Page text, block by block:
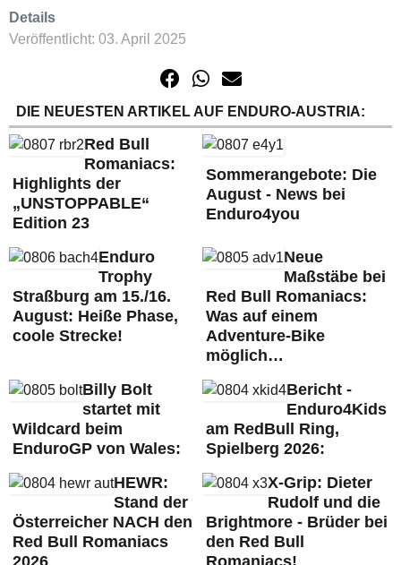
Details
Veröffentlicht: 03. April 2025
DIE NEUESTEN ARTIKEL AUF ENDURO-AUSTRIA:
Red Bull
Romaniacs:
Highlights der
„UNSTOPPABLE“
Edition 23
Sommerangebote: Die
August - News bei
Enduro4you
Enduro
Trophy
Straßburg am 15./16.
August: Heiße Phase,
coole Strecke!
Neue
Maßstäbe bei
Red Bull Romaniacs:
Was auf einem
Adventure-Bike
möglich…
Billy Bolt
startet mit
Wildcard beim
EnduroGP von Wales:
Bericht -
Enduro4Kids
am RedBull Ring,
Spielberg 2026:
HEWR:
Stand der
Österreicher NACH den
Red Bull Romaniacs
2026
X-Grip: Dieter
Rudolf und die
Brightmore - Brüder bei
den Red Bull
Romaniacs!